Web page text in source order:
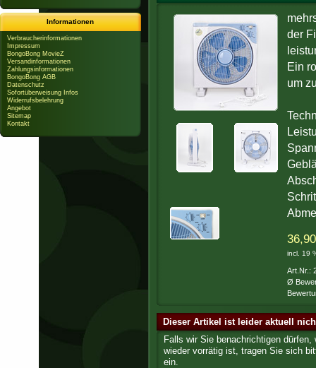
der
Ein
um
incl. 19
Art.Nr.:
Ø
Dieser Artikel ist leider aktuell
Falls wir Sie benachrichtigen dürfen,
wieder vorrätig ist, tragen Sie sich
ein.
Informationen
Verbraucherinformationen
Impressum
BongoBong MovieZ
Versandinformationen
Zahlungsinformationen
BongoBong AGB
Datenschutz
Sofortüberweisung Infos
Widerrufsbelehrung
Angebot
Sitemap
Kontakt